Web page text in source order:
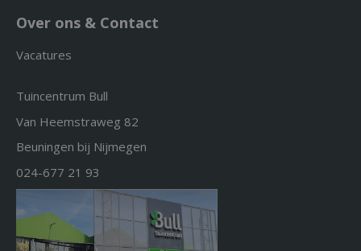
Over ons & Contact
Vacatures
Tuincentrum Bull
Van Heemstraweg 82
Beuningen bij Nijmegen
024-677 21 93